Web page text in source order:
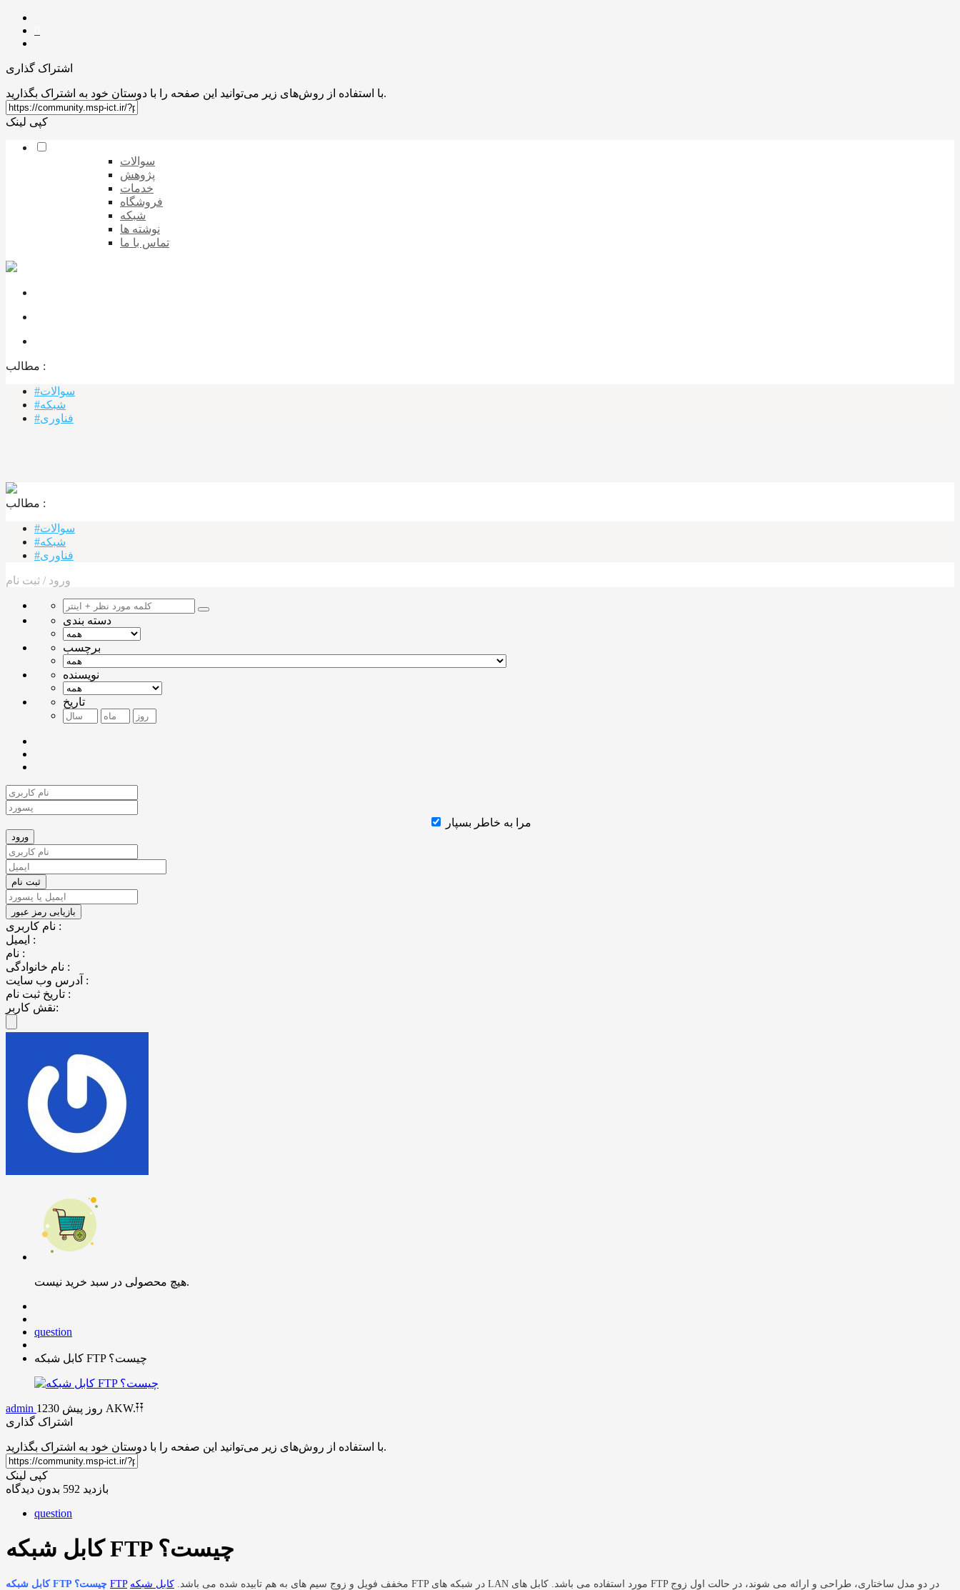
اشتراک گذاری
با استفاده از روش‌های زیر می‌توانید این صفحه را با دوستان خود به اشتراک بگذارید.
کپی لینک
سوالات
پژوهش
خدمات
فروشگاه
شبکه
نوشته ها
تماس با ما
مطالب :‌
#سوالات
#شبکه
#فناوری
مطالب :‌ ‌‌
#سوالات
#شبکه
#فناوری
ورود / ثبت نام
دسته بندی
برچسب
نویسنده
تاریخ
مرا به خاطر بسپار
نام کاربری :
ایمیل :
نام :
نام خانوادگی :
آدرس وب سایت :
تاریخ ثبت نام :
نقش کاربر:
هیچ محصولی در سبد خرید نیست.
question
کابل شبکه FTP چیست؟
admin
AKW.𐏒𐏒
اشتراک گذاری
با استفاده از روش‌های زیر می‌توانید این صفحه را با دوستان خود به اشتراک بگذارید.
کپی لینک
بازدید 592
بدون دیدگاه
question
کابل شبکه FTP چیست؟
کابل شبکه FTP چیست؟ FTP مخفف فویل و زوج سیم های به هم تابیده شده می باشد. کابل شبکه
FTP در شبکه های LAN مورد استفاده می باشد. کابل های FTP در دو مدل ساختاری، طراحی و ارائه می شوند، در حالت اول زوج